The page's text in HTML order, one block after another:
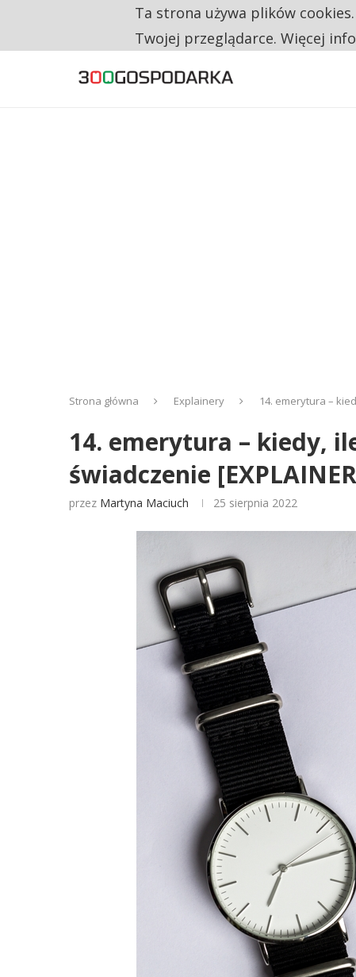
RESTRYKCJE CHIN UDERZAJĄ W
Strona główna Explainery 14. emerytura –
14. emerytura – kiedy,
świadczenie
przez Martyna Maciuch 25 sierpnia 2022
Ta strona używa plików
Twojej przeglądarce. Więcej